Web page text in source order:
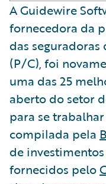
A Guidewire
fornecedora da
das
(P/C), foi
uma das 25
aberto do setor
para se
compilada pela
de
fornecidos pelo